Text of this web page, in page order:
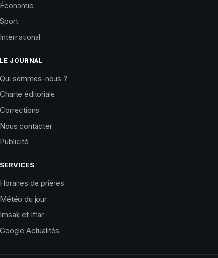
Économie
Sport
International
LE JOURNAL
Qui sommes-nous ?
Charte éditoriale
Corrections
Nous contacter
Publicité
SERVICES
Horaires de prières
Météo du jour
Imsak et Iftar
Google Actualités